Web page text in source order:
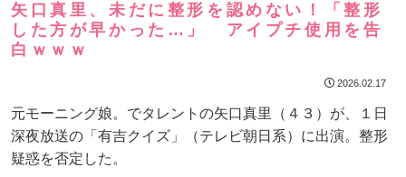
矢口真里、未だに整形を認めない！「整形
した方が早かった…」 アイプチ使用を告
白ｗｗｗ
2026.02.17
元モーニング娘。でタレントの矢口真里（４３）が、１日
深夜放送の「有吉クイズ」（テレビ朝日系）に出演。整形
疑惑を否定した。